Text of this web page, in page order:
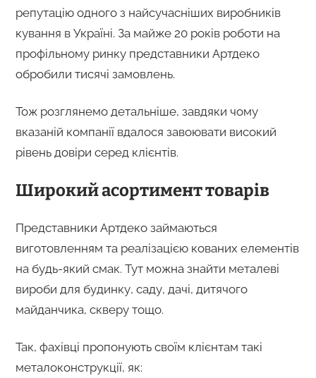
репутацію одного з найсучасніших виробників
кування в Україні. За майже 20 років роботи на
профільному ринку представники Артдеко
обробили тисячі замовлень.
Тож розглянемо детальніше, завдяки чому
вказаній компанії вдалося завоювати високий
рівень довіри серед клієнтів.
Широкий асортимент товарів
Представники Артдеко займаються
виготовленням та реалізацією кованих елементів
на будь-який смак. Тут можна знайти металеві
вироби для будинку, саду, дачі, дитячого
майданчика, скверу тощо.
Так, фахівці пропонують своїм клієнтам такі
металоконструкції, як: